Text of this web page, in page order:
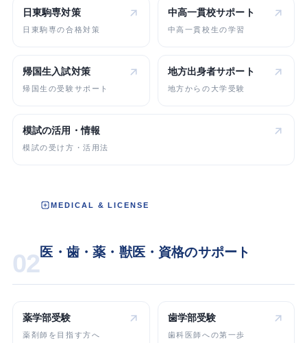
日東駒専対策
日東駒専の合格対策
中高一貫校サポート
中高一貫校生の学習
帰国生入試対策
帰国生の受験サポート
地方出身者サポート
地方からの大学受験
模試の活用・情報
模試の受け方・活用法
02
MEDICAL & LICENSE
医・歯・薬・獣医・資格のサポート
薬学部受験
薬剤師を目指す方へ
歯学部受験
歯科医師への第一歩